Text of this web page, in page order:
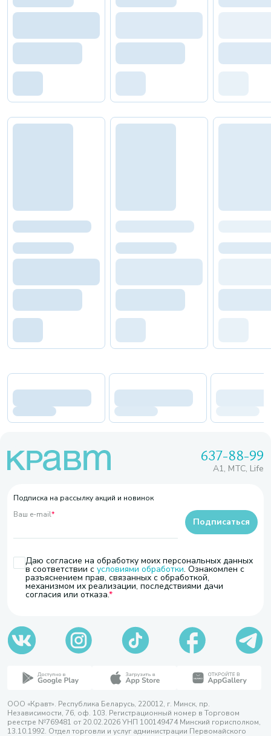
637-88-99
A1, МТС, Life
Подписка на рассылку акций и новинок
Ваш e-mail*
Даю согласие на обработку моих персональных данных
в соответствии с условиями обработки. Ознакомлен с
разъяснением прав, связанных с обработкой,
механизмом их реализации, последствиями дачи
согласия или отказа.
Подписаться
ООО «Кравт». Республика Беларусь, 220012, г. Минск, пр.
Независимости, 76, оф. 103. Регистрационный номер в Торговом
реестре №769481 от 20.02.2026 УНП 100149474 Минский горисполком,
13.10.1992. Отдел торговли и услуг администрации Первомайского